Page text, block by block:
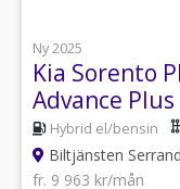
Ny 2025
Kia Sorento
Advance Plus
Hybrid el/bensin
Biltjänsten
fr. 9 963 kr/mån